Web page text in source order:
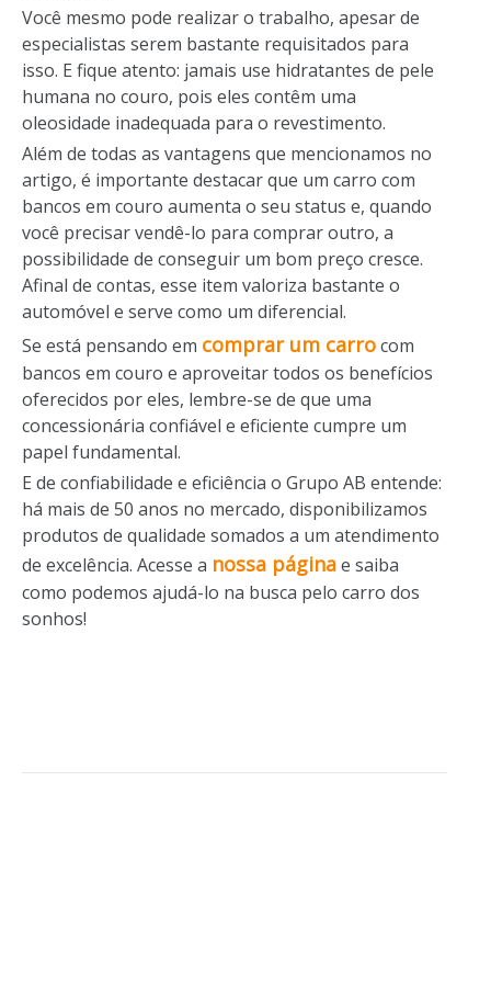
Você mesmo pode realizar o trabalho, apesar de
especialistas serem bastante requisitados para
isso. E fique atento: jamais use hidratantes de pele
humana no couro, pois eles contêm uma
oleosidade inadequada para o revestimento.
Além de todas as vantagens que mencionamos no
artigo, é importante destacar que um carro com
bancos em couro aumenta o seu status e, quando
você precisar vendê-lo para comprar outro, a
possibilidade de conseguir um bom preço cresce.
Afinal de contas, esse item valoriza bastante o
automóvel e serve como um diferencial.
Se está pensando em comprar um carrocom
bancos em couro e aproveitar todos os benefícios
oferecidos por eles, lembre-se de que uma
concessionária confiável e eficiente cumpre um
papel fundamental.
E de confiabilidade e eficiência o Grupo AB entende:
há mais de 50 anos no mercado, disponibilizamos
produtos de qualidade somados a um atendimento
de excelência. Acesse a nossa páginae saiba
como podemos ajudá-lo na busca pelo carro dos
sonhos!